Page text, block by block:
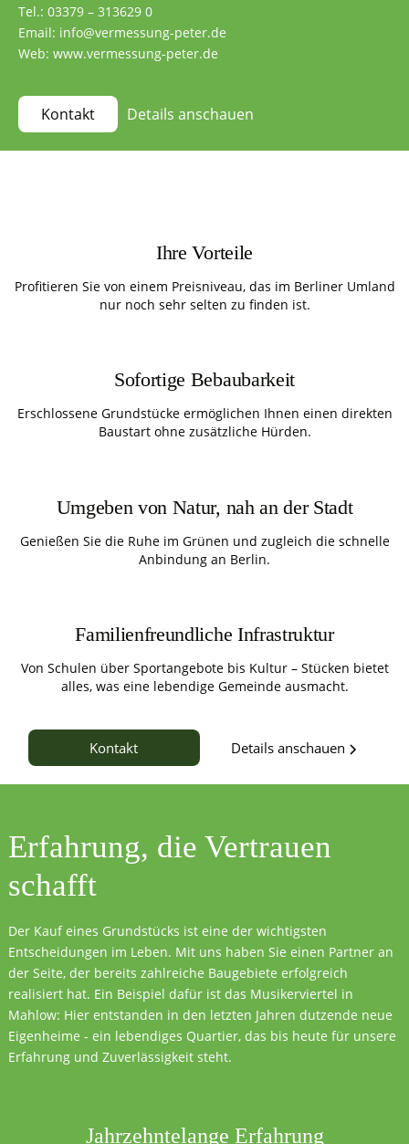
Tel.: 03379 – 313629 0
Email: info@vermessung-peter.de
Web: www.vermessung-peter.de
Kontakt Details anschauen
Ihre Vorteile
Profitieren Sie von einem Preisniveau, das im Berliner Umland
nur noch sehr selten zu finden ist.
Sofortige Bebaubarkeit
Erschlossene Grundstücke ermöglichen Ihnen einen direkten
Baustart ohne zusätzliche Hürden.
Umgeben von Natur, nah an der Stadt
Genießen Sie die Ruhe im Grünen und zugleich die schnelle
Anbindung an Berlin.
Familienfreundliche Infrastruktur
Von Schulen über Sportangebote bis Kultur – Stücken bietet
alles, was eine lebendige Gemeinde ausmacht.
Kontakt Details anschauen
Erfahrung, die Vertrauen
schafft
Der Kauf eines Grundstücks ist eine der wichtigsten
Entscheidungen im Leben. Mit uns haben Sie einen Partner an
der Seite, der bereits zahlreiche Baugebiete erfolgreich
realisiert hat. Ein Beispiel dafür ist das Musikerviertel in
Mahlow: Hier entstanden in den letzten Jahren dutzende neue
Eigenheime - ein lebendiges Quartier, das bis heute für unsere
Erfahrung und Zuverlässigkeit steht.
Jahrzehntelange Erfahrung